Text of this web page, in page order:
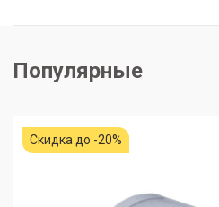
Популярные
Скидка до -20%